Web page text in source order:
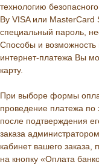
технологию
By VISA или MasterCard
специальный пароль,
Способы и
интернет-платежа Вы
карту.
При выборе формы
проведение платежа по
после подтверждения
заказа
кабинет вашего заказа,
на кнопку «Оплата